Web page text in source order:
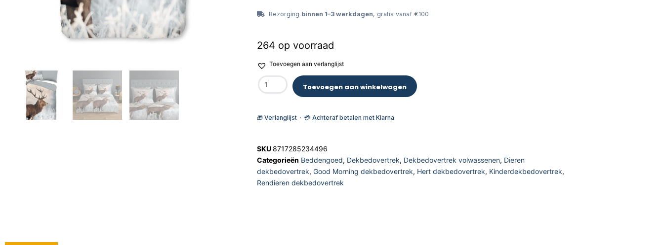
Bezorging binnen 1–3 werkdagen, gratis vanaf €100
264 op voorraad
Toevoegen aan verlanglijst
Toevoegen aan winkelwagen
🎁 Verlanglijst · 💳 Achteraf betalen met Klarna
SKU8717285234496
Categorieën Beddengoed, Dekbedovertrek, Dekbedovertrek volwassenen, Dieren
dekbedovertrek, Good Morning dekbedovertrek, Hert dekbedovertrek, Kinderdekbedovertrek,
Rendieren dekbedovertrek